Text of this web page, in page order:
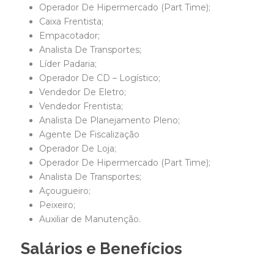
Operador De Hipermercado (Part Time);
Caixa Frentista;
Empacotador;
Analista De Transportes;
Líder Padaria;
Operador De CD – Logístico;
Vendedor De Eletro;
Vendedor Frentista;
Analista De Planejamento Pleno;
Agente De Fiscalização
Operador De Loja;
Operador De Hipermercado (Part Time);
Analista De Transportes;
Açougueiro;
Peixeiro;
Auxiliar de Manutenção.
Salários e Benefícios